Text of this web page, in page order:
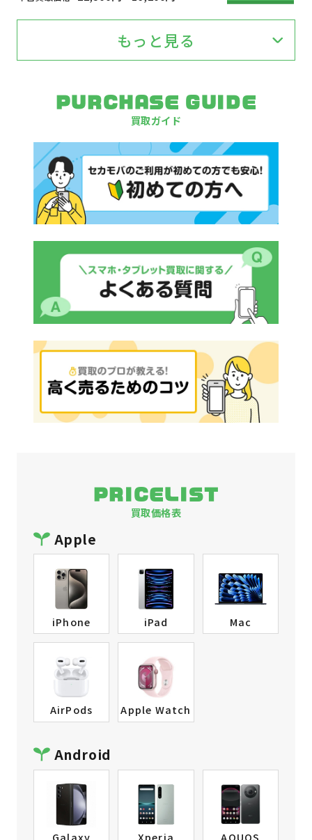
もっと見る
PURCHASE GUIDE
買取ガイド
PRICELIST
買取価格表
Apple
iPhone iPad Mac
AirPods Apple Watch
Android